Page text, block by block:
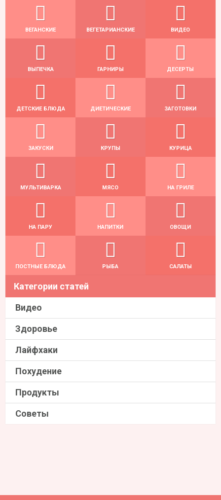
ВЕГАНСКИЕ ВЕГЕТАРИАНСКИЕ ВИДЕО
ВЫПЕЧКА ГАРНИРЫ ДЕСЕРТЫ
ДЕТСКИЕ БЛЮДА ДИЕТИЧЕСКИЕ ЗАГОТОВКИ
ЗАКУСКИ КРУПЫ КУРИЦА
МУЛЬТИВАРКА МЯСО НА ГРИЛЕ
НА ПАРУ НАПИТКИ ОВОЩИ
ПОСТНЫЕ БЛЮДА РЫБА САЛАТЫ
Категории статей
Видео
Здоровье
Лайфхаки
Похудение
Продукты
Советы